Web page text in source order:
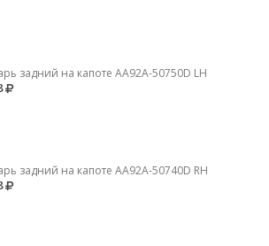
задний на капоте AA92A-50750D LH
задний на капоте AA92A-50740D RH